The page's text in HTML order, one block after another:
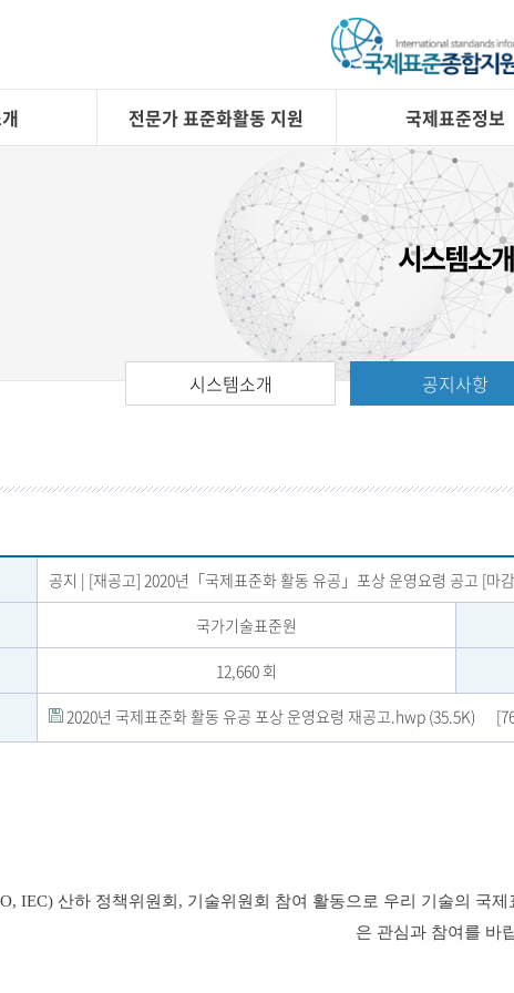
전문가 표준화활동 지원 국제표준정보
시스템소개
시스템소개 공지사항
공지 | [재공고] 2020년「국제표준화 활동 유공」포상 운영요령 공고 [마
국가기술표준원
12,660 회
2020년 국제표준화 활동 유공 포상 운영요령 재공고.hwp (35.5K)
IEC) 산하 정책위원회, 기술위원회 참여 활동으로 우리 기술의 국
은 관심과 참여를 바